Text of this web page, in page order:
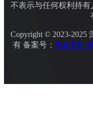
不表示与任何权利持
Copyright © 2023-2025
有 备案号： 粤ICP备